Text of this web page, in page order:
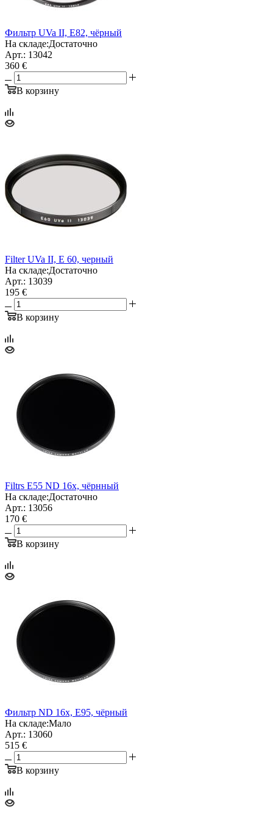
Фильтр UVa II, E82, чёрный
На складе:Достаточно
Арт.: 13042
360 €
В корзину
Filter UVa II, E 60, черный
На складе:Достаточно
Арт.: 13039
195 €
В корзину
Filtrs E55 ND 16x, чёрнный
На складе:Достаточно
Арт.: 13056
170 €
В корзину
Фильтр ND 16x, E95, чёрный
На складе:Мало
Арт.: 13060
515 €
В корзину